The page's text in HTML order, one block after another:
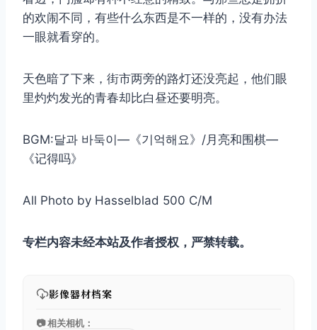
的欢闹不同，有些什么东西是不一样的，没有办法
一眼就看穿的。
天色暗了下来，街市两旁的路灯还没亮起，他们眼
里灼灼发光的青春却比白昼还要明亮。
BGM:달과 바둑이—《기억해요》/月亮和围棋—
《记得吗》
All Photo by Hasselblad 500 C/M
专栏内容未经本站及作者授权，严禁转载。
影像器材档案
📷 相关相机：